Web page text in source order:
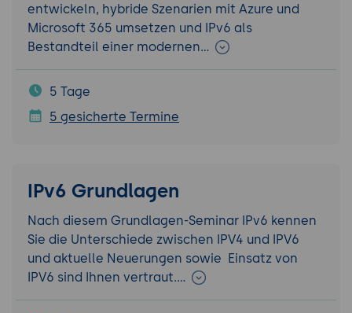
entwickeln, hybride Szenarien mit Azure und
Microsoft 365 umsetzen und IPv6 als
Bestandteil einer modernen…
5 Tage
5 gesicherte Termine
IPv6 Grundlagen
Nach diesem Grundlagen-Seminar IPv6 kennen
Sie die Unterschiede zwischen IPV4 und IPV6
und aktuelle Neuerungen sowie Einsatz von
IPV6 sind Ihnen vertraut.…